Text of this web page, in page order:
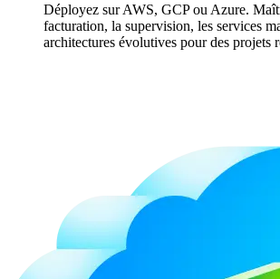
Déployez sur AWS, GCP ou Azure.
facturation, la supervision, les services
architectures évolutives pour des projets